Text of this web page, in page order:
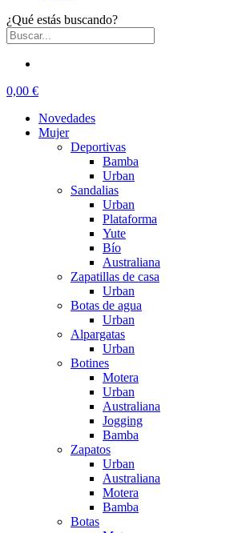
¿Qué estás buscando?
0,00 €
Novedades
Mujer
Deportivas
Bamba
Urban
Sandalias
Urban
Plataforma
Yute
Bío
Australiana
Zapatillas de casa
Urban
Botas de agua
Urban
Alpargatas
Urban
Botines
Motera
Urban
Australiana
Jogging
Bamba
Zapatos
Urban
Australiana
Motera
Bamba
Botas